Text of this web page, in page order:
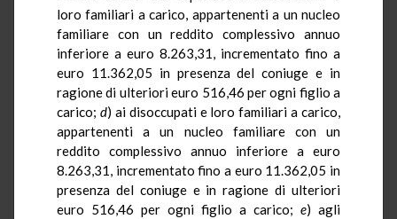
loro familiari a carico, appartenenti a un nucleo
familiare con un reddito complessivo annuo
inferiore a euro 8.263,31, incrementato fino a
euro 11.362,05 in presenza del coniuge e in
ragione di ulteriori euro 516,46 per ogni figlio a
carico; d) ai disoccupati e loro familiari a carico,
appartenenti a un nucleo familiare con un
reddito complessivo annuo inferiore a euro
8.263,31, incrementato fino a euro 11.362,05 in
presenza del coniuge e in ragione di ulteriori
euro 516,46 per ogni figlio a carico; e) agli